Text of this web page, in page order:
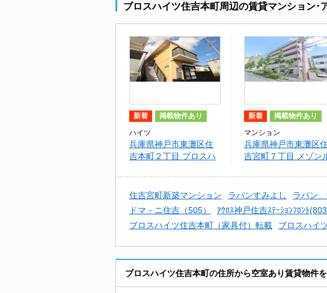
ブロスハイツ住吉本町周辺の賃貸マンション･
新着 掲載物件あり
ハイツ
兵庫県神戸市東灘区住
吉本町２丁目 ブロスハ
新着 掲載物件あり
マンション
兵庫県神戸市東灘区住
吉宮町７丁目 メゾン
住吉宮町新築マンション ラパンすみよし ラパン
ドマ－ニ住吉（505）
ｱｸﾛｽ神戸住吉ｽﾃｰｼｮﾝﾌﾛﾝﾄ
ブロスハイツ住吉本町（家具付）転載
ブロスハイ
ブロスハイツ住吉本町の住所から空室あり賃貸物件